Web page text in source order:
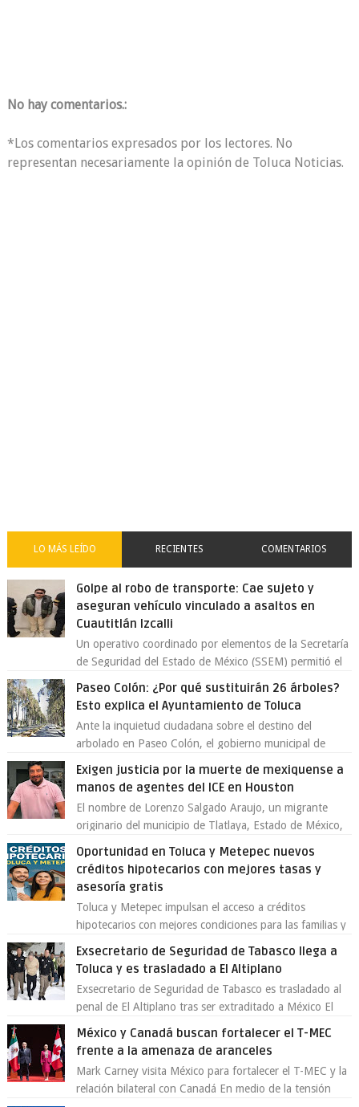
No hay comentarios.:
*Los comentarios expresados por los lectores. No
representan necesariamente la opinión de Toluca Noticias.
LO MÁS LEÍDO RECIENTES COMENTARIOS
Golpe al robo de transporte: Cae sujeto y
aseguran vehículo vinculado a asaltos en
Cuautitlán Izcalli
Un operativo coordinado por elementos de la Secretaría
de Seguridad del Estado de México (SSEM) permitió el
Paseo Colón: ¿Por qué sustituirán 26 árboles?
Esto explica el Ayuntamiento de Toluca
Ante la inquietud ciudadana sobre el destino del
arbolado en Paseo Colón, el gobierno municipal de
Exigen justicia por la muerte de mexiquense a
manos de agentes del ICE en Houston
El nombre de Lorenzo Salgado Araujo, un migrante
originario del municipio de Tlatlaya, Estado de México,
Oportunidad en Toluca y Metepec nuevos
créditos hipotecarios con mejores tasas y
asesoría gratis
Toluca y Metepec impulsan el acceso a créditos
hipotecarios con mejores condiciones para las familias y
Exsecretario de Seguridad de Tabasco llega a
Toluca y es trasladado a El Altiplano
Exsecretario de Seguridad de Tabasco es trasladado al
penal de El Altiplano tras ser extraditado a México El
México y Canadá buscan fortalecer el T-MEC
frente a la amenaza de aranceles
Mark Carney visita México para fortalecer el T-MEC y la
relación bilateral con Canadá En medio de la tensión